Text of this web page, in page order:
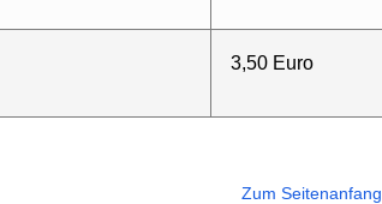
3,50 Euro
Zum Seitenanfang